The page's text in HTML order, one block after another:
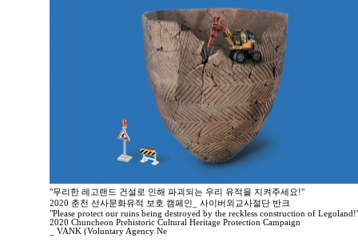
"무리한 레고랜드 건설로 인해 파괴되는 우리 유적을 지켜주세요!"
2020 춘천 선사문화유적 보호 캠페인_ 사이버외교사절단 반크
"Please protect our ruins being destroyed by the reckless construction of
2020 Chuncheon Prehistoric Cultural Heritage Protection Campaign
_ VANK (Voluntary Agency Ne